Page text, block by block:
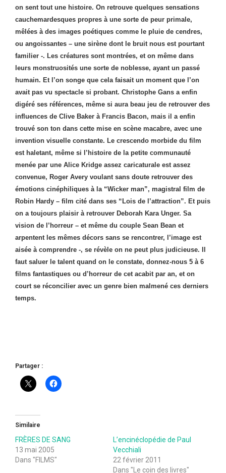
on sent tout une histoire. On retrouve quelques sensations
cauchemardesques propres à une sorte de peur primale,
mêlées à des images poétiques comme le pluie de cendres,
ou angoissantes – une sirène dont le bruit nous est pourtant
familier -. Les créatures sont montrées, et on même dans
leurs monstruosités une sorte de noblesse, ayant un passé
humain. Et l’on songe que cela faisait un moment que l’on
avait pas vu spectacle si probant. Christophe Gans a enfin
digéré ses références, même si aura beau jeu de retrouver des
influences de Clive Baker à Francis Bacon, mais il a enfin
trouvé son ton dans cette mise en scène macabre, avec une
invention visuelle constante. Le crescendo morbide du film
est haletant, même si l’histoire de la petite communauté
menée par une Alice Kridge assez caricaturale est assez
convenue, Roger Avery voulant sans doute retrouver des
émotions cinéphiliques à la “Wicker man”, magistral film de
Robin Hardy – film cité dans ses “Lois de l’attraction”. Et puis
on a toujours plaisir à retrouver Deborah Kara Unger. Sa
vision de l’horreur – et même du couple Sean Bean et
arpentent les mêmes décors sans se rencontrer, l’image est
aisée à comprendre -, se révèle on ne peut plus judicieuse. Il
faut saluer le talent quand on le constate, donnez-nous 5 à 6
films fantastiques ou d’horreur de cet acabit par an, et on
court se réconcilier avec un genre bien malmené ces derniers
temps.
Partager :
Similaire
FRÈRES DE SANG
13 mai 2005
Dans "FILMS"
L’encinéclopédie de Paul
Vecchiali
22 février 2011
Dans "Le coin des livres"